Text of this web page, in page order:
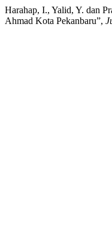
Harahap, I., Yalid, Y. dan
Ahmad Kota Pekanbaru”,